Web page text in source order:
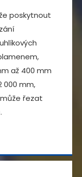
poskytnout
až 400 mm
000 mm,
řezat